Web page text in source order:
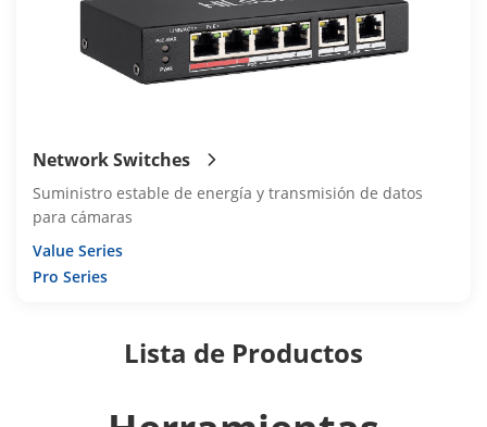
Network Switches
Suministro estable de energía y transmisión de datos
para cámaras
Value Series
Pro Series
Lista de Productos